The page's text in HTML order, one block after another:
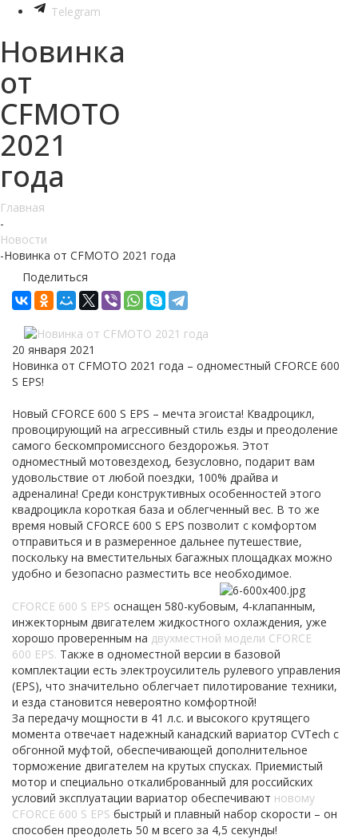
Telegram
Новинка
от
CFMOTO
2021
года
Главная
-
Новости
-Новинка от CFMOTO 2021 года
Поделиться
20 января 2021
Новинка от CFMOTO 2021 года – одноместный CFORCE 600
S EPS!
Новый CFORCE 600 S EPS – мечта эгоиста! Квадроцикл,
провоцирующий на агрессивный стиль езды и преодоление
самого бескомпромиссного бездорожья. Этот
одноместный мотовездеход, безусловно, подарит вам
удовольствие от любой поездки, 100% драйва и
адреналина! Среди конструктивных особенностей этого
квадроцикла короткая база и облегченный вес. В то же
время новый CFORCE 600 S EPS позволит с комфортом
отправиться и в размеренное дальнее путешествие,
поскольку на вместительных багажных площадках можно
удобно и безопасно разместить все необходимое.
CFORCE 600 S EPS оснащен 580-кубовым, 4-клапанным,
инжекторным двигателем жидкостного охлаждения, уже
хорошо проверенным на двухместной модели CFORCE
600 EPS. Также в одноместной версии в базовой
комплектации есть электроусилитель рулевого управления
(EPS), что значительно облегчает пилотирование техники,
и езда становится невероятно комфортной!
За передачу мощности в 41 л.с. и высокого крутящего
момента отвечает надежный канадский вариатор CVTech с
обгонной муфтой, обеспечивающей дополнительное
торможение двигателем на крутых спусках. Приемистый
мотор и специально откалиброванный для российских
условий эксплуатации вариатор обеспечивают новому
CFORCE 600 S EPS быстрый и плавный набор скорости – он
способен преодолеть 50 м всего за 4,5 секунды!